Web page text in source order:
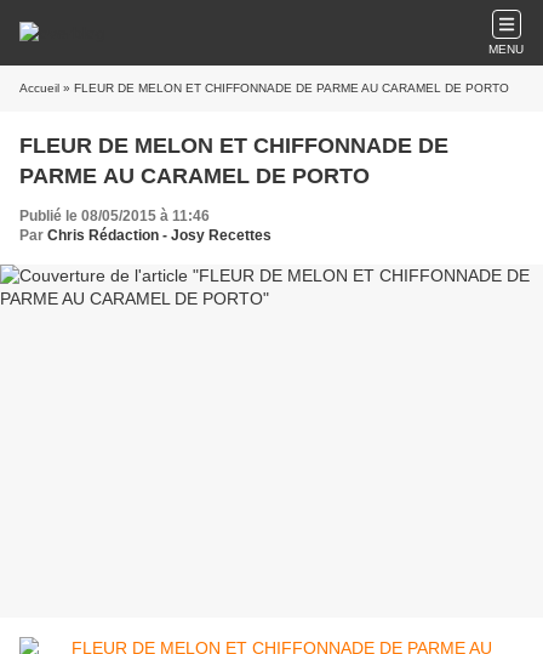
MENU
Accueil » FLEUR DE MELON ET CHIFFONNADE DE PARME AU CARAMEL DE PORTO
FLEUR DE MELON ET CHIFFONNADE DE
PARME AU CARAMEL DE PORTO
Publié le 08/05/2015 à 11:46
Par Chris Rédaction - Josy Recettes